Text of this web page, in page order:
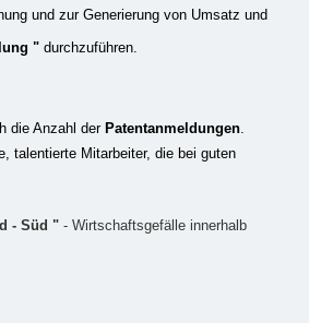
und zur Generierung von Umsatz und
" durchzuführen.
die Anzahl der Patentanmeldungen.
talentierte Mitarbeiter, die bei guten
- Süd " - Wirtschaftsgefälle innerhalb